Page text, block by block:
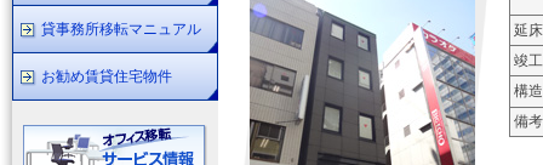
延床
竣工
構
備考
貸事務所移転マニュアル
お勧め賃貸住宅物件